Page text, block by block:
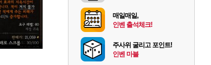
매일매일,
인벤 출석체크!
주사위 굴리고 포인트!
인벤 마블